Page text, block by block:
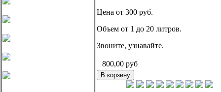
Цена от 300 руб.
Объем от 1 до 20 литров.
Звоните, узнавайте.
800,00 руб